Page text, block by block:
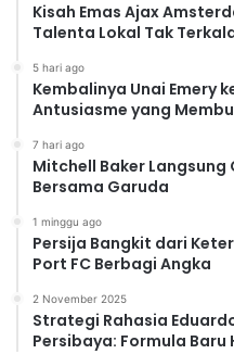
Kisah Emas Ajax
Talenta Lokal Tak
5 hari ago
Kembalinya Unai Emery
Antusiasme yang
7 hari ago
Mitchell Baker
Bersama Garuda
1 minggu ago
Persija Bangkit dari
Port FC Berbagi Angka
2 November 2025
Strategi Rahasia
Persibaya: Formula Baru